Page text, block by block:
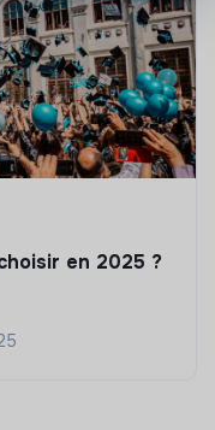
en 2025 ?